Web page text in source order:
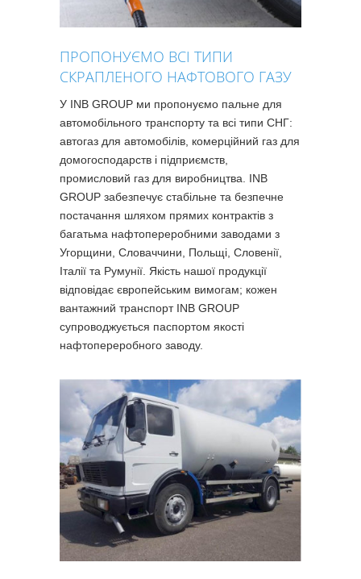
ПРОПОНУЄМО ВСІ ТИПИ
СКРАПЛЕНОГО НАФТОВОГО ГАЗУ
У INB GROUP ми пропонуємо пальне для
автомобільного транспорту та всі типи СНГ:
автогаз для автомобілів, комерційний газ для
домогосподарств і підприємств,
промисловий газ для виробництва. INB
GROUP забезпечує стабільне та безпечне
постачання шляхом прямих контрактів з
багатьма нафтопереробними заводами з
Угорщини, Словаччини, Польщі, Словенії,
Італії та Румунії. Якість нашої продукції
відповідає європейським вимогам; кожен
вантажний транспорт INB GROUP
супроводжується паспортом якості
нафтопереробного заводу.